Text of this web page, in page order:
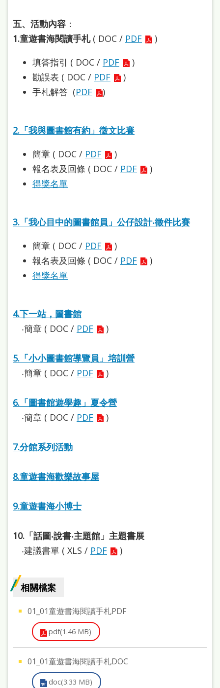
站
導
兒
台
系
本
隱
網
站
五、活動內容 ：
1.童遊書海閱讀手札( DOC / PDF
)
填答指引 ( DOC / PDF
)
勘誤表 ( DOC / PDF
)
手札解答 (PDF )
2.「我與圖書館有約」徵文比賽
簡章 ( DOC / PDF
)
報名表及回條 ( DOC / PDF
)
得獎名單
3.「我心目中的圖書館員」公仔設計‧徵件比賽
簡章 ( DOC / PDF
)
報名表及回條 ( DOC / PDF
)
得獎名單
4.下一站，圖書館
‧簡章 ( DOC / PDF )
5.「小小圖書館導覽員」培訓營
‧簡章 ( DOC / PDF )
6.「圖書館遊學趣」夏令營
‧簡章 ( DOC / PDF )
7.分館系列活動
8.童遊書海歡樂故事屋
9.童遊書海小博士
10.「話圖‧說書‧主題館」主題書展
‧建議書單 ( XLS / PDF )
相關檔案
01_01童遊書海閱讀手札PDF
pdf(1.46 MB)
01_01童遊書海閱讀手札DOC
doc(3.33 MB)